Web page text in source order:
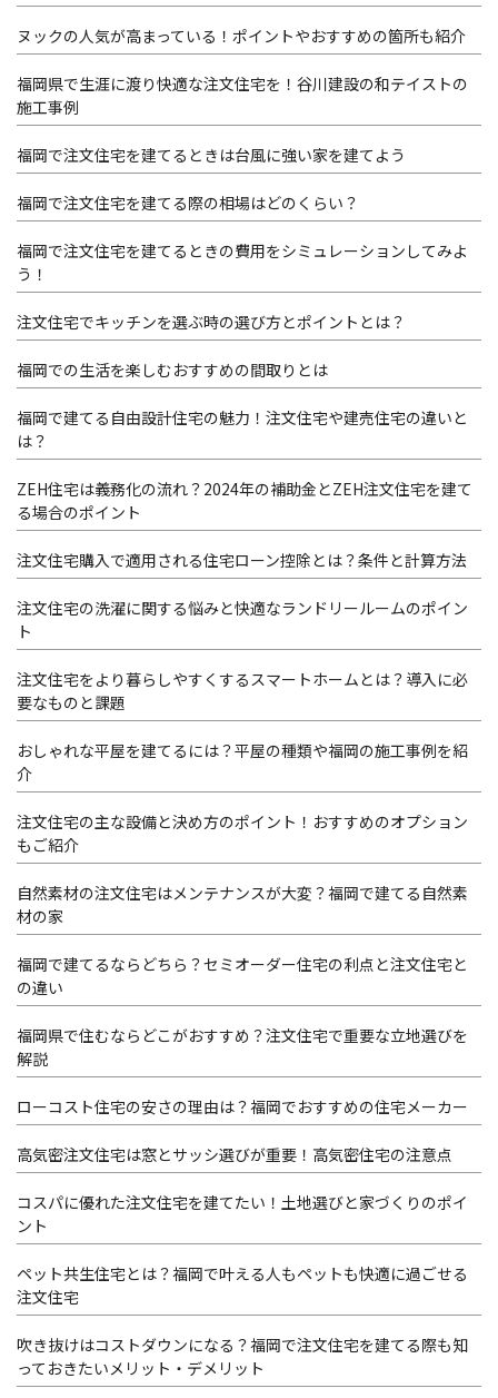
ヌックの人気が高まっている！ポイントやおすすめの箇所も紹介
福岡県で生涯に渡り快適な注文住宅を！谷川建設の和テイストの
施工事例
福岡で注文住宅を建てるときは台風に強い家を建てよう
福岡で注文住宅を建てる際の相場はどのくらい？
福岡で注文住宅を建てるときの費用をシミュレーションしてみよ
う！
注文住宅でキッチンを選ぶ時の選び方とポイントとは？
福岡での生活を楽しむおすすめの間取りとは
福岡で建てる自由設計住宅の魅力！注文住宅や建売住宅の違いと
は？
ZEH住宅は義務化の流れ？2024年の補助金とZEH注文住宅を建て
る場合のポイント
注文住宅購入で適用される住宅ローン控除とは？条件と計算方法
注文住宅の洗濯に関する悩みと快適なランドリールームのポイン
ト
注文住宅をより暮らしやすくするスマートホームとは？導入に必
要なものと課題
おしゃれな平屋を建てるには？平屋の種類や福岡の施工事例を紹
介
注文住宅の主な設備と決め方のポイント！おすすめのオプション
もご紹介
自然素材の注文住宅はメンテナンスが大変？福岡で建てる自然素
材の家
福岡で建てるならどちら？セミオーダー住宅の利点と注文住宅と
の違い
福岡県で住むならどこがおすすめ？注文住宅で重要な立地選びを
解説
ローコスト住宅の安さの理由は？福岡でおすすめの住宅メーカー
高気密注文住宅は窓とサッシ選びが重要！高気密住宅の注意点
コスパに優れた注文住宅を建てたい！土地選びと家づくりのポイ
ント
ペット共生住宅とは？福岡で叶える人もペットも快適に過ごせる
注文住宅
吹き抜けはコストダウンになる？福岡で注文住宅を建てる際も知
っておきたいメリット・デメリット